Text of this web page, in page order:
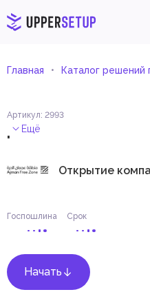
Главная Каталог решений
Артикул: 2993
. Ещё
Открытие
Госпошлина Срок
Начать